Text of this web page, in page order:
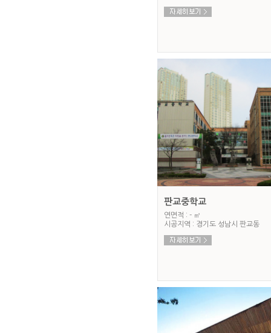
판교중학교
연면적 : - ㎡
시공지역 : 경기도 성남시 판교동